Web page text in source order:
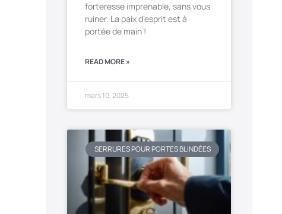
forteresse imprenable, sans vous
ruiner. La paix d’esprit est à
portée de main !
READ MORE »
mars 10, 2025
SERRURES POUR PORTES BLINDÉES